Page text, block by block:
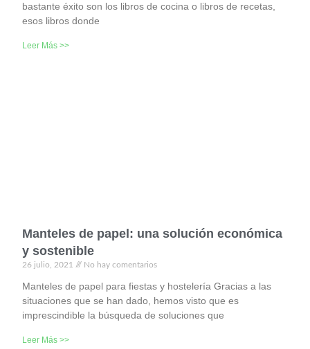
bastante éxito son los libros de cocina o libros de recetas,
esos libros donde
Leer Más >>
Manteles de papel: una solución económica
y sostenible
26 julio, 2021 No hay comentarios
Manteles de papel para fiestas y hostelería Gracias a las
situaciones que se han dado, hemos visto que es
imprescindible la búsqueda de soluciones que
Leer Más >>